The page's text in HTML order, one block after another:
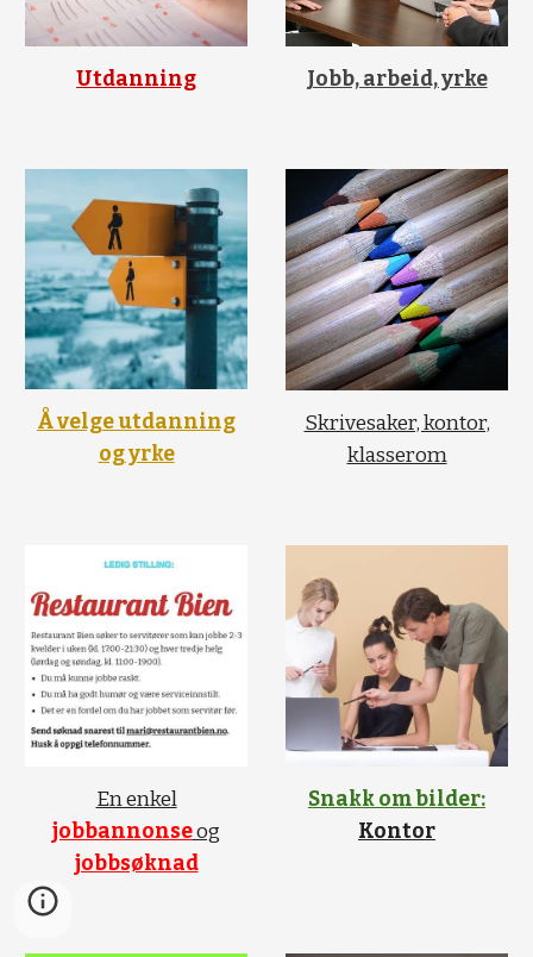
Utdanning Jobb, arbeid, yrke
Å velge utdanning
og yrke
Skrivesaker, kontor,
klasserom
En enkel
jobbannonseog
jobbsøknad
Snakk om bilder:
Kontor